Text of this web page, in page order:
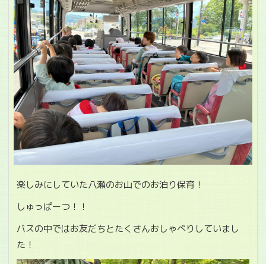
楽しみにしていた八瀬のお山でのお泊り保育！
しゅっぱーつ！！
バスの中ではお友だちとたくさんおしゃべりしていまし
た！